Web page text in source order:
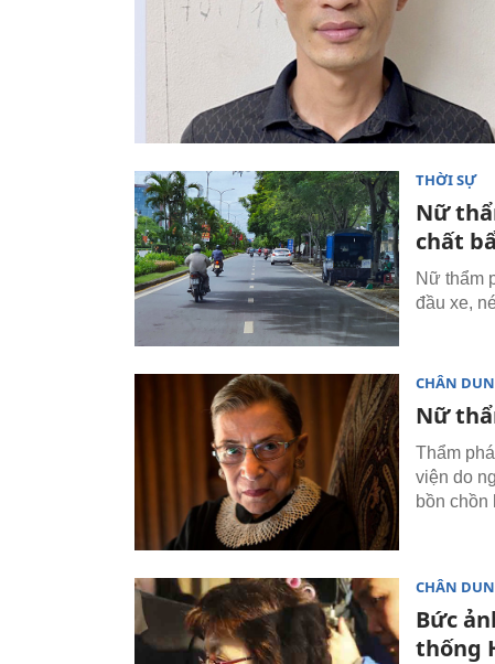
THỜI SỰ
Nữ
chất
Nữ thẩm
đầu xe,
CHÂN
Nữ
Thẩm
viện do
bồn chồn
CHÂN
Bức
thống